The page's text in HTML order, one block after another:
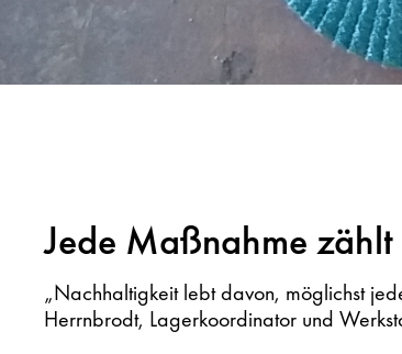
Jede Maßnahme zählt
„Nachhaltigkeit lebt davon, möglichst
Herrnbrodt, Lagerkoordinator und